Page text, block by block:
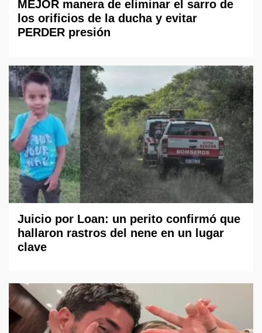
MEJOR manera de eliminar el sarro de
los orificios de la ducha y evitar
PERDER presión
Juicio por Loan: un perito confirmó que
hallaron rastros del nene en un lugar
clave